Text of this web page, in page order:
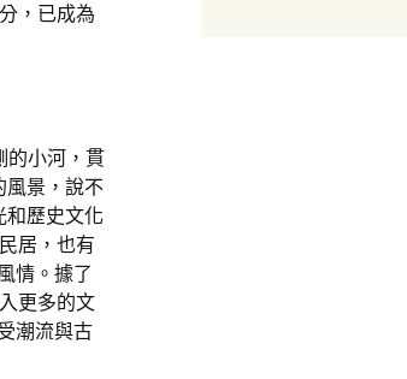
，已成為
的小河，貫
風景，說不
和歷史文化
居，也有
情。據了
更多的文
潮流與古